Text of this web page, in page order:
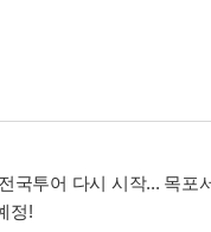
국투어 다시 시작... 목포
정!